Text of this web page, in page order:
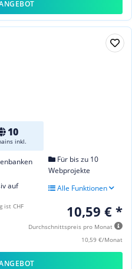
10
inkl.
Für bis zu 10
Webprojekte
auf
Alle Funktionen
10,59 € *
Durchschnittspreis pro Monat
10,59 €/Monat
ist CHF